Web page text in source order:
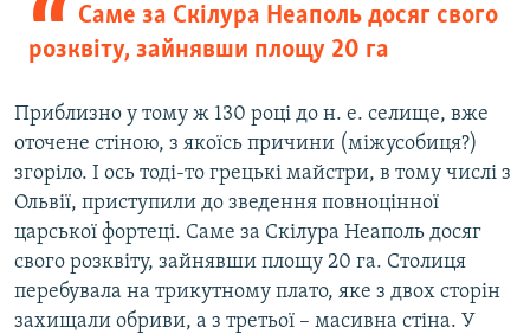
Саме за Скілура Неаполь досяг свого
розквіту, зайнявши площу 20 га
Приблизно у тому ж 130 році до н. е. селище, вже
оточене стіною, з якоїсь причини (міжусобиця?)
згоріло. І ось тоді-то грецькі майстри, в тому числі з
Ольвії, приступили до зведення повноцінної
царської фортеці. Саме за Скілура Неаполь досяг
свого розквіту, зайнявши площу 20 га. Столиця
перебувала на трикутному плато, яке з двох сторін
захищали обриви, а з третьої – масивна стіна. У